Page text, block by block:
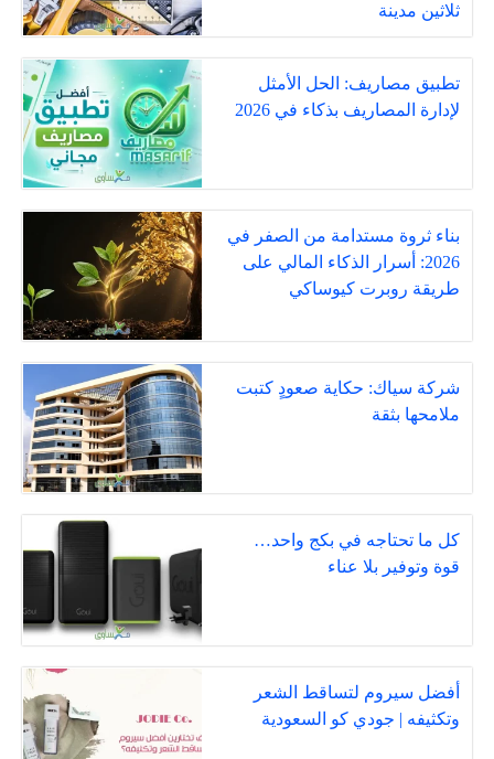
ثلاثين مدينة
تطبيق مصاريف: الحل الأمثل
لإدارة المصاريف بذكاء في 2026
بناء ثروة مستدامة من الصفر في
2026: أسرار الذكاء المالي على
طريقة روبرت كيوساكي
شركة سياك: حكاية صعودٍ كتبت
ملامحها بثقة
كل ما تحتاجه في بكج واحد…
قوة وتوفير بلا عناء
أفضل سيروم لتساقط الشعر
وتكثيفه | جودي كو السعودية